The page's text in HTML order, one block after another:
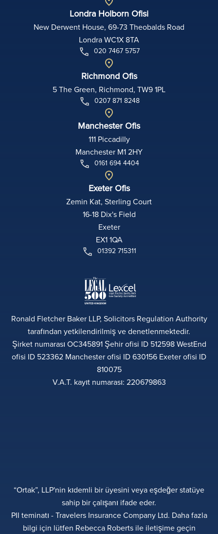
Londra Holborn Ofisi
New Derwent House, 69-73 Theobalds Road
Londra WC1X 8TA
020 7467 5757
Richmond Ofis
5 The Green, Richmond, TW9 1PL
0207 871 8248
Manchester Ofis
111 Piccadilly
Manchester M1 2HY
0161 694 4404
Exeter Ofis
Zemin Kat, Sterling Court
16-18 Dix's Field
Exeter
EX1 1QA
01392 715311
Ronald Fletcher Baker LLP, Solicitors Regulation Authority
tarafından yetkilendirilmiş ve denetlenmektedir.
Şirket numarası OC345891 Şehir ofisi ID 512598 WestEnd
ofisi ID 523362 Manchester ofisi ID 630156 Exeter ofisi ID
810075
V.A.T. kayıt numarası: 220679863
“Ortak”, LLP'nin kıdemli bir üyesini veya eşdeğer statüye
sahip bir çalışanı ifade eder.
PII teminatı - Travelers Insurance Company Ltd. Daha fazla
bilgi için lütfen Rebecca Roberts ile iletişime geçin